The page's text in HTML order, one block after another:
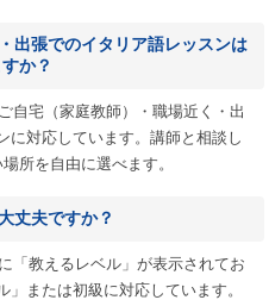
出張でのイタリア語レッスンは
か？
自宅（家庭教師）・職場近く・出
に対応しています。講師と相談し
所を自由に選べます。
丈夫ですか？
「教えるレベル」が表示されてお
または初級に対応しています。